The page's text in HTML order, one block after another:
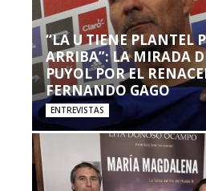
“LA U TIENE PLANTEL
ARRIBA”: LA MIRADA
PUYOL POR EL
FERNANDO GAGO
ENTREVISTAS